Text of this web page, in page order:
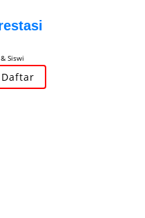
Siswi
Daftar